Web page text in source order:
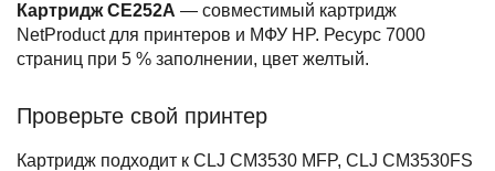
Картридж CE252A — совместимый картридж
NetProduct для принтеров и МФУ HP. Ресурс 7000
страниц при 5 % заполнении, цвет желтый.
Проверьте свой принтер
Картридж подходит к CLJ CM3530 MFP, CLJ CM3530FS